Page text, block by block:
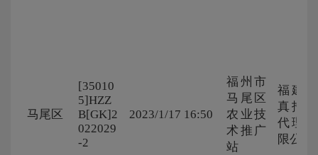
马尾区
[35010
5]HZZ
B[GK]2
022029
-2
2023/1/17 16:50
福州市
马尾区
农业技
术推广
站
福建华
真招标
代理有
限公司